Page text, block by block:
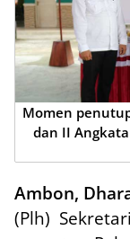
Momen
dan II
Ambon,
(Plh)